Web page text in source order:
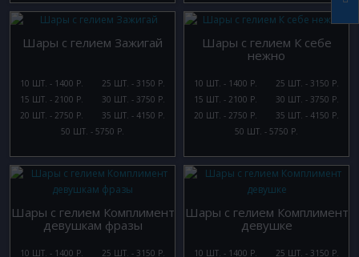
Шары с гелием Зажигай
10 ШТ. - 1400 Р.
15 ШТ. - 2100 Р.
20 ШТ. - 2750 Р.
25 ШТ. - 3150 Р.
30 ШТ. - 3750 Р.
35 ШТ. - 4150 Р.
50 ШТ. - 5750 Р.
Шары с гелием К себе
нежно
10 ШТ. - 1400 Р.
15 ШТ. - 2100 Р.
20 ШТ. - 2750 Р.
25 ШТ. - 3150 Р.
30 ШТ. - 3750 Р.
35 ШТ. - 4150 Р.
50 ШТ. - 5750 Р.
Шары с гелием Комплимент
девушкам фразы
10 ШТ. - 1400 Р.
25 ШТ. - 3150 Р.
Шары с гелием Комплимент
девушке
10 ШТ. - 1400 Р.
25 ШТ. - 3150 Р.